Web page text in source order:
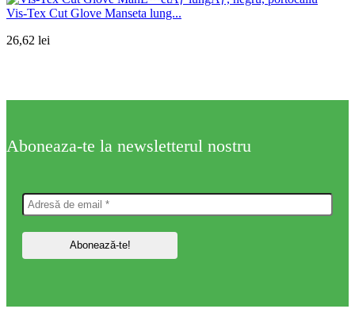
Vis-Tex Cut Glove Manseta lung...
26,62 lei
Aboneaza-te la newsletterul nostru